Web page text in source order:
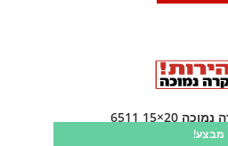
מבצע!
20×15 6511